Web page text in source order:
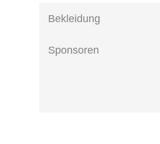
Bekleidung
Sponsoren